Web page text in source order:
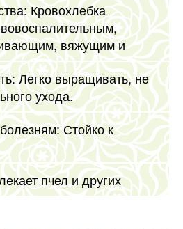
Кровохлебка
вяжущим и
Легко выращивать, не
ухода.
Стойко к
пчел и других